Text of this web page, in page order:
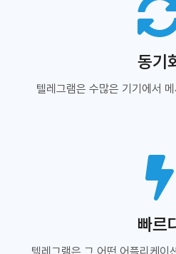
동기
텔레그램은 수많은 기기에서
빠르
텔레그램은 그 어떤 어플리케이